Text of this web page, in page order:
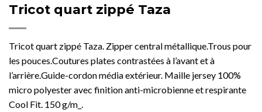
Tricot quart zippé Taza
Tricot quart zippé Taza. Zipper central métallique.Trous pour
les pouces.Coutures plates contrastées à l’avant et à
l’arrière.Guide-cordon média extérieur. Maille jersey 100%
micro polyester avec finition anti-microbienne et respirante
Cool Fit. 150 g/m_.